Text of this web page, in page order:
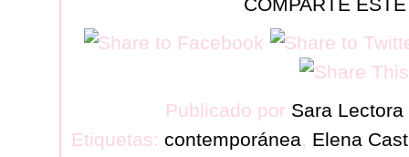
COMPARTE
Publicado por Sara Lectora
Etiquetas: contemporánea, Elena